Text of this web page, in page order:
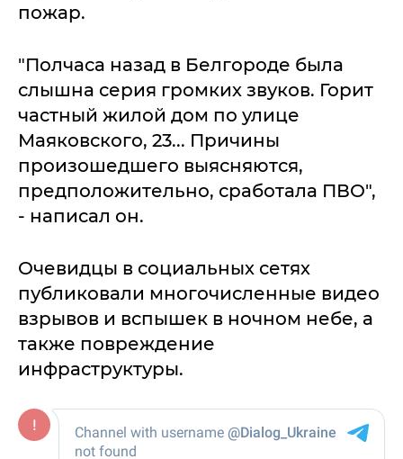
пожар.
"Полчаса назад в Белгороде была
слышна серия громких звуков. Горит
частный жилой дом по улице
Маяковского, 23... Причины
произошедшего выясняются,
предположительно, сработала ПВО",
- написал он.
Очевидцы в социальных сетях
публиковали многочисленные видео
взрывов и вспышек в ночном небе, а
также повреждение
инфраструктуры.